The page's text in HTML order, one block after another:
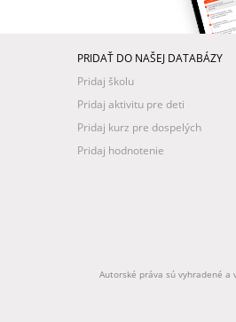
PRIDAŤ DO NAŠEJ DATABÁZY
Pridaj školu
Pridaj aktivitu pre deti
Pridaj kurz pre dospelých
Pridaj hodnotenie
Autorské práva sú vyhradené a